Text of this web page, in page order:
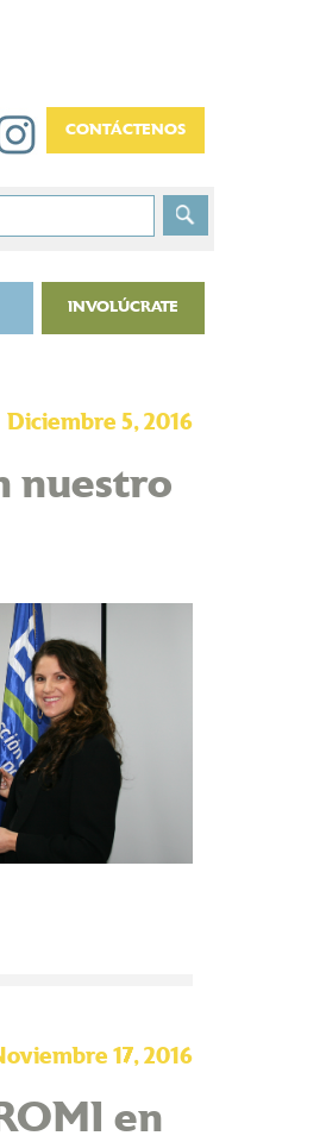
INVOLÚCRATE
Diciembre 5, 2016
nuestro
17, 2016
en